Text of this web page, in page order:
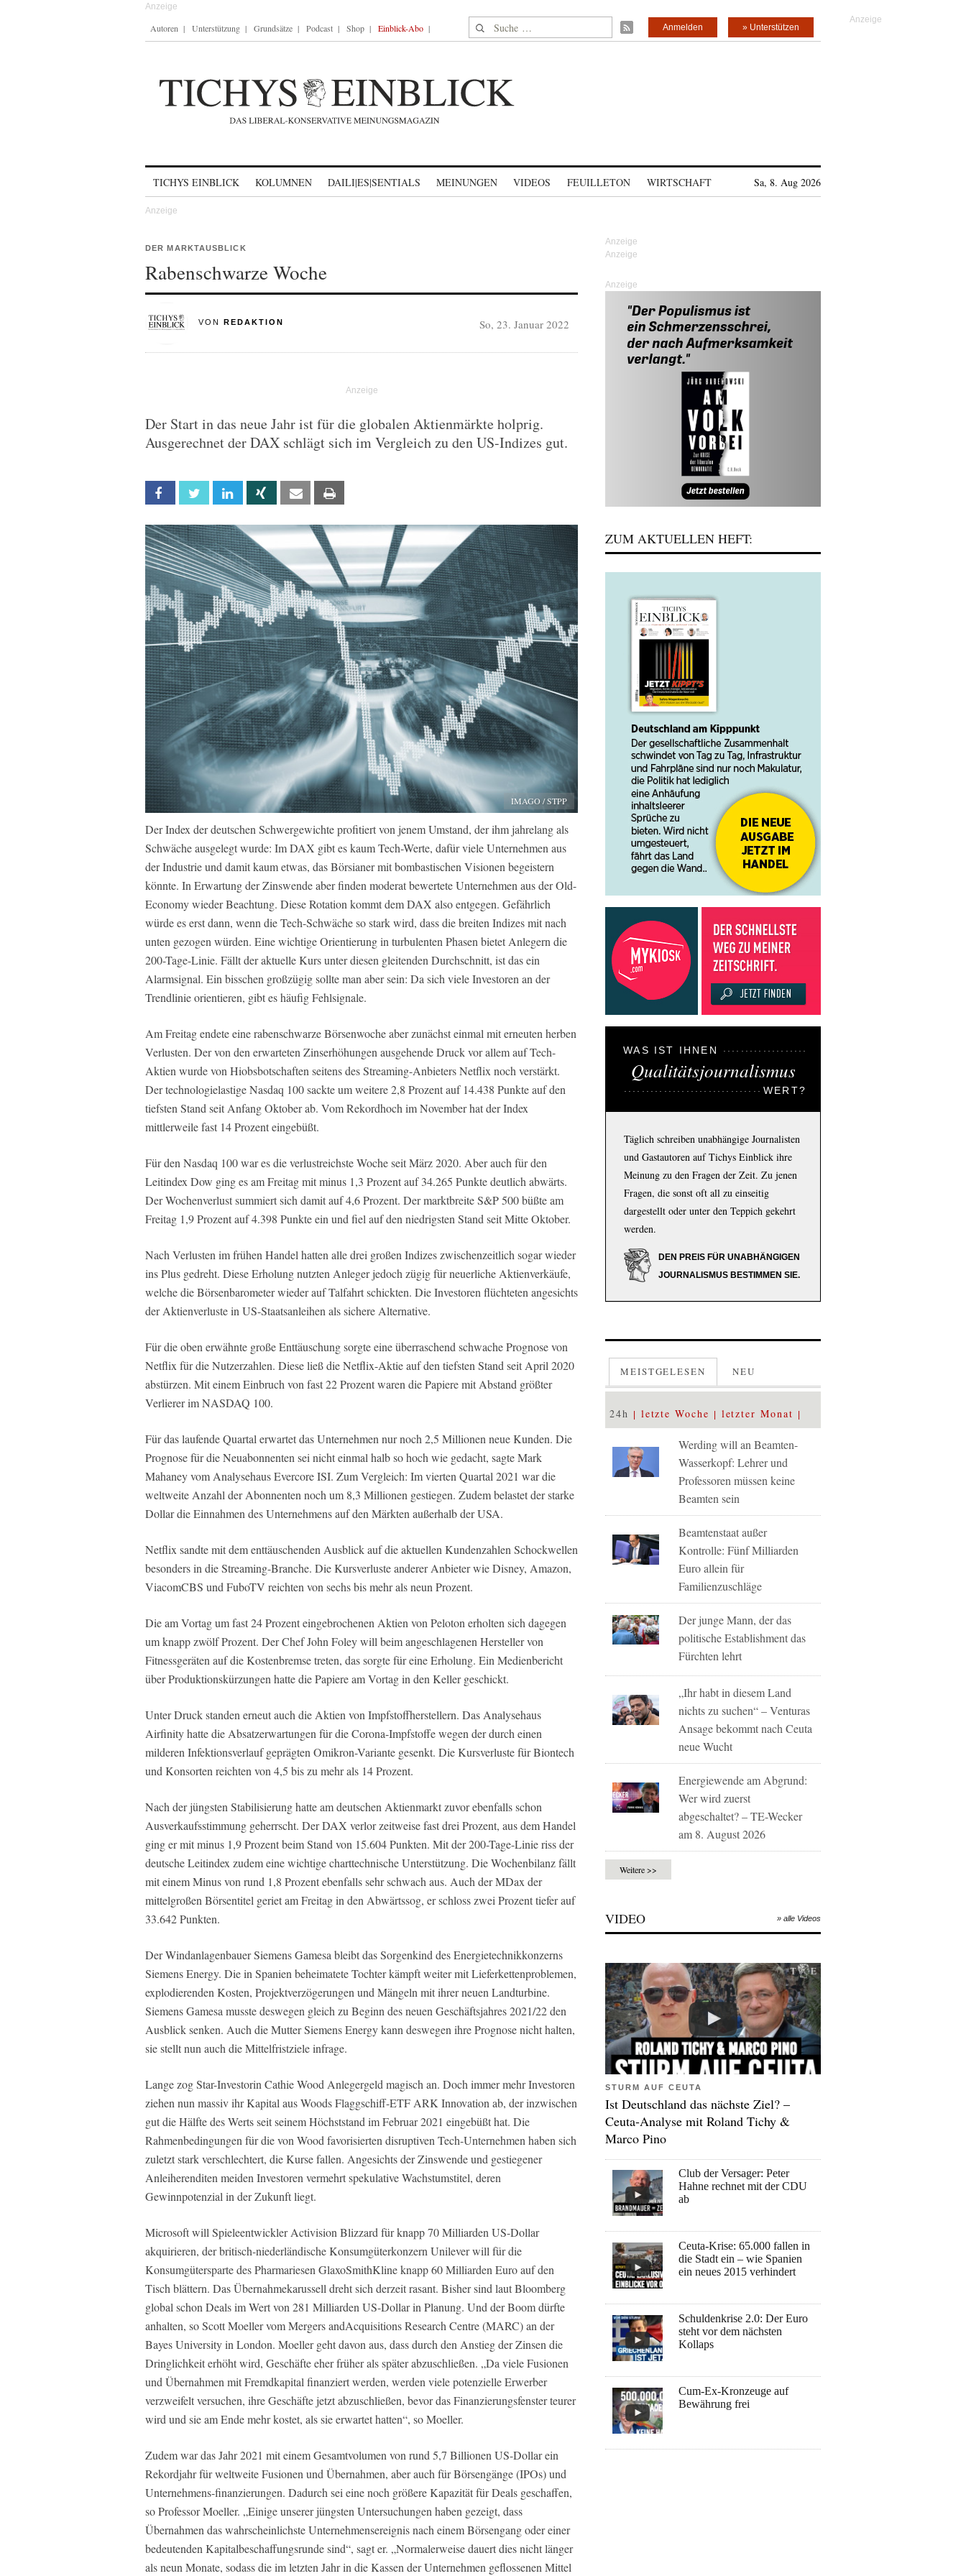
Autoren Unterstützung Grundsätze Podcast Shop Einblick-Abo Suche nach: » Unterstützen
Anmelden
TICHYS EINBLICK KOLUMNEN DAILI|ES|SENTIALS MEINUNGEN VIDEOS FEUILLETON WIRTSCHAFT Sa, 8. Aug 2026
DER MARKTAUSBLICK
Rabenschwarze Woche
VON REDAKTION So, 23. Januar 2022
Der Start in das neue Jahr ist für die globalen Aktienmärkte holprig.
Ausgerechnet der DAX schlägt sich im Vergleich zu den US-Indizes gut.
Facebook Twitter Linkedin Xing Email
IMAGO / STPP
Der Index der deutschen Schwergewichte profitiert von jenem Umstand, der ihm jahrelang als
Schwäche ausgelegt wurde: Im DAX gibt es kaum Tech-Werte, dafür viele Unternehmen aus
der Industrie und damit kaum etwas, das Börsianer mit bombastischen Visionen begeistern
könnte. In Erwartung der Zinswende aber finden moderat bewertete Unternehmen aus der Old-
Economy wieder Beachtung. Diese Rotation kommt dem DAX also entgegen. Gefährlich
würde es erst dann, wenn die Tech-Schwäche so stark wird, dass die breiten Indizes mit nach
unten gezogen würden. Eine wichtige Orientierung in turbulenten Phasen bietet Anlegern die
200-Tage-Linie. Fällt der aktuelle Kurs unter diesen gleitenden Durchschnitt, ist das ein
Alarmsignal. Ein bisschen großzügig sollte man aber sein: Da sich viele Investoren an der
Trendlinie orientieren, gibt es häufig Fehlsignale.​
Am Freitag endete eine rabenschwarze Börsenwoche aber zunächst einmal mit erneuten herben
Verlusten. Der von den erwarteten Zinserhöhungen ausgehende Druck vor allem auf Tech-
Aktien wurde von Hiobsbotschaften seitens des Streaming-Anbieters Netflix noch verstärkt.
Der technologielastige Nasdaq 100 sackte um weitere 2,8 Prozent auf 14.438 Punkte auf den
tiefsten Stand seit Anfang Oktober ab. Vom Rekordhoch im November hat der Index
mittlerweile fast 14 Prozent eingebüßt.
Für den Nasdaq 100 war es die verlustreichste Woche seit März 2020. Aber auch für den
Leitindex Dow ging es am Freitag mit minus 1,3 Prozent auf 34.265 Punkte deutlich abwärts.
Der Wochenverlust summiert sich damit auf 4,6 Prozent. Der marktbreite S&P 500 büßte am
Freitag 1,9 Prozent auf 4.398 Punkte ein und fiel auf den niedrigsten Stand seit Mitte Oktober.
Nach Verlusten im frühen Handel hatten alle drei großen Indizes zwischenzeitlich sogar wieder
ins Plus gedreht. Diese Erholung nutzten Anleger jedoch zügig für neuerliche Aktienverkäufe,
welche die Börsenbarometer wieder auf Talfahrt schickten. Die Investoren flüchteten angesichts
der Aktienverluste in US-Staatsanleihen als sichere Alternative.
Für die oben erwähnte große Enttäuschung sorgte eine überraschend schwache Prognose von
Netflix für die Nutzerzahlen. Diese ließ die Netflix-Aktie auf den tiefsten Stand seit April 2020
abstürzen. Mit einem Einbruch von fast 22 Prozent waren die Papiere mit Abstand größter
Verlierer im NASDAQ 100.
Für das laufende Quartal erwartet das Unternehmen nur noch 2,5 Millionen neue Kunden. Die
Prognose für die Neuabonnenten sei nicht einmal halb so hoch wie gedacht, sagte Mark
Mahaney vom Analysehaus Evercore ISI. Zum Vergleich: Im vierten Quartal 2021 war die
weltweite Anzahl der Abonnenten noch um 8,3 Millionen gestiegen. Zudem belastet der starke
Dollar die Einnahmen des Unternehmens auf den Märkten außerhalb der USA.
Netflix sandte mit dem enttäuschenden Ausblick auf die aktuellen Kundenzahlen Schockwellen
besonders in die Streaming-Branche. Die Kursverluste anderer Anbieter wie Disney, Amazon,
ViacomCBS und FuboTV reichten von sechs bis mehr als neun Prozent.
Die am Vortag um fast 24 Prozent eingebrochenen Aktien von Peloton erholten sich dagegen
um knapp zwölf Prozent. Der Chef John Foley will beim angeschlagenen Hersteller von
Fitnessgeräten auf die Kostenbremse treten, das sorgte für eine Erholung. Ein Medienbericht
über Produktionskürzungen hatte die Papiere am Vortag in den Keller geschickt.
Unter Druck standen erneut auch die Aktien von Impfstoffherstellern. Das Analysehaus
Airfinity hatte die Absatzerwartungen für die Corona-Impfstoffe wegen der durch einen
milderen Infektionsverlauf geprägten Omikron-Variante gesenkt. Die Kursverluste für Biontech
und Konsorten reichten von 4,5 bis zu mehr als 14 Prozent.
Nach der jüngsten Stabilisierung hatte am deutschen Aktienmarkt zuvor ebenfalls schon
Ausverkaufsstimmung geherrscht. Der DAX verlor zeitweise fast drei Prozent, aus dem Handel
ging er mit minus 1,9 Prozent beim Stand von 15.604 Punkten. Mit der 200-Tage-Linie riss der
deutsche Leitindex zudem eine wichtige charttechnische Unterstützung. Die Wochenbilanz fällt
mit einem Minus von rund 1,8 Prozent ebenfalls sehr schwach aus. Auch der MDax der
mittelgroßen Börsentitel geriet am Freitag in den Abwärtssog, er schloss zwei Prozent tiefer auf
33.642 Punkten.
Der Windanlagenbauer Siemens Gamesa bleibt das Sorgenkind des Energietechnikkonzerns
Siemens Energy. Die in Spanien beheimatete Tochter kämpft weiter mit Lieferkettenproblemen,
explodierenden Kosten, Projektverzögerungen und Mängeln mit ihrer neuen Landturbine.
Siemens Gamesa musste deswegen gleich zu Beginn des neuen Geschäftsjahres 2021/22 den
Ausblick senken. Auch die Mutter Siemens Energy kann deswegen ihre Prognose nicht halten,
sie stellt nun auch die Mittelfristziele infrage.
Lange zog Star-Investorin Cathie Wood Anlegergeld magisch an. Doch immer mehr Investoren
ziehen nun massiv ihr Kapital aus Woods Flaggschiff-ETF ARK Innovation ab, der inzwischen
gut die Hälfte des Werts seit seinem Höchststand im Februar 2021 eingebüßt hat. Die
Rahmenbedingungen für die von Wood favorisierten disruptiven Tech-Unternehmen haben sich
zuletzt stark verschlechtert, die Kurse fallen. Angesichts der Zinswende und gestiegener
Anleiherenditen meiden Investoren vermehrt spekulative Wachstumstitel, deren
Gewinnpotenzial in der Zukunft liegt.
Microsoft will Spieleentwickler Activision Blizzard für knapp 70 Milliarden US-Dollar
akquirieren, der britisch-niederländische Konsumgüterkonzern Unilever will für die
Konsumgütersparte des Pharmariesen GlaxoSmithKline knapp 60 Milliarden Euro auf den
Tisch blättern. Das Übernahmekarussell dreht sich derzeit rasant. Bisher sind laut Bloomberg
global schon Deals im Wert von 281 Milliarden US-Dollar in Planung. Und der Boom dürfte
anhalten, so Scott Moeller vom Mergers andAcquisitions Research Centre (MARC) an der
Bayes University in London. Moeller geht davon aus, dass durch den Anstieg der Zinsen die
Dringlichkeit erhöht wird, Geschäfte eher früher als später abzuschließen. „Da viele Fusionen
und Übernahmen mit Fremdkapital finanziert werden, werden viele potenzielle Erwerber
verzweifelt versuchen, ihre Geschäfte jetzt abzuschließen, bevor das Finanzierungsfenster teurer
wird und sie am Ende mehr kostet, als sie erwartet hatten“, so Moeller.
Zudem war das Jahr 2021 mit einem Gesamtvolumen von rund 5,7 Billionen US-Dollar ein
Rekordjahr für weltweite Fusionen und Übernahmen, aber auch für Börsengänge (IPOs) und
Unternehmens-finanzierungen. Dadurch sei eine noch größere Kapazität für Deals geschaffen,
so Professor Moeller. „Einige unserer jüngsten Untersuchungen haben gezeigt, dass
Übernahmen das wahrscheinlichste Unternehmensereignis nach einem Börsengang oder einer
bedeutenden Kapitalbeschaffungsrunde sind“, sagt er. „Normalerweise dauert dies nicht länger
als neun Monate, sodass die im letzten Jahr in die Kassen der Unternehmen geflossenen Mittel
Anzeige
ZUM AKTUELLEN HEFT:
WAS IST IHNEN
Qualitätsjournalismus
WERT?
Täglich schreiben unabhängige Journalisten
und Gastautoren auf Tichys Einblick ihre
Meinung zu den Fragen der Zeit. Zu jenen
Fragen, die sonst oft all zu einseitig
dargestellt oder unter den Teppich gekehrt
werden.
DEN PREIS FÜR UNABHÄNGIGEN
JOURNALISMUS BESTIMMEN SIE.
MEISTGELESEN NEU
24h letzte Woche letzter Monat
Werding will an Beamten-
Wasserkopf: Lehrer und
Professoren müssen keine
Beamten sein
Beamtenstaat außer
Kontrolle: Fünf Milliarden
Euro allein für
Familienzuschläge
Der junge Mann, der das
politische Establishment das
Fürchten lehrt
„Ihr habt in diesem Land
nichts zu suchen“ – Venturas
Ansage bekommt nach Ceuta
neue Wucht
Energiewende am Abgrund:
Wer wird zuerst
abgeschaltet? – TE-Wecker
am 8. August 2026
Weitere >>
VIDEO » alle Videos
STURM AUF CEUTA
Ist Deutschland das nächste Ziel? –
Ceuta-Analyse mit Roland Tichy &
Marco Pino
Club der Versager: Peter
Hahne rechnet mit der CDU
ab
Ceuta-Krise: 65.000 fallen in
die Stadt ein – wie Spanien
ein neues 2015 verhindert
Schuldenkrise 2.0: Der Euro
steht vor dem nächsten
Kollaps
Cum-Ex-Kronzeuge auf
Bewährung frei